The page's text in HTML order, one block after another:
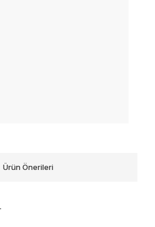
Ürün Önerileri